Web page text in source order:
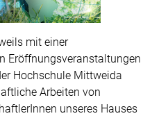
mit einer
Eröffnungsveranstaltungen
Hochschule Mittweida
Arbeiten von
unseres Hauses